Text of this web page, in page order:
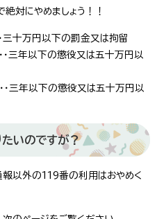
対にやめましょう！！
三十万円以下の罰金又は拘留
・三年以下の懲役又は五十万円以
・三年以下の懲役又は五十万円以
いのですが？
以外の119番の利用はおやめく